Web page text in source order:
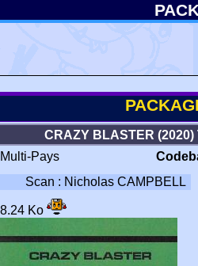
CRAZY BLASTER (2020)
Multi-Pays
Scan : Nicholas CAMPBELL
Ko